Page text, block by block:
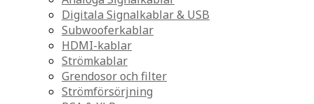
Digitala Signalkablar & USB
Subwooferkablar
HDMI-kablar
Strömkablar
Grendosor och filter
Strömförsörjning